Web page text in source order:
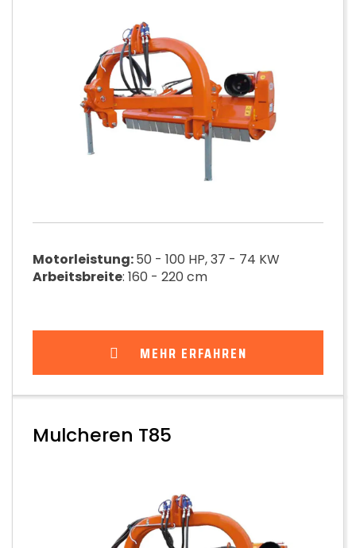
Motorleistung:50 - 100 HP, 37 - 74 KW
Arbeitsbreite: 160 - 220 cm
MEHR ERFAHREN
Mulcheren T85